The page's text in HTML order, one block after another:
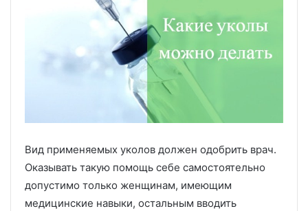
Вид применяемых уколов должен одобрить врач.
Оказывать такую помощь себе самостоятельно
допустимо только женщинам, имеющим
медицинские навыки, остальным вводить